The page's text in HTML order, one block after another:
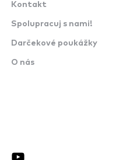
Kontakt
Spolupracuj s nami!
Darčekové poukážky
O nás